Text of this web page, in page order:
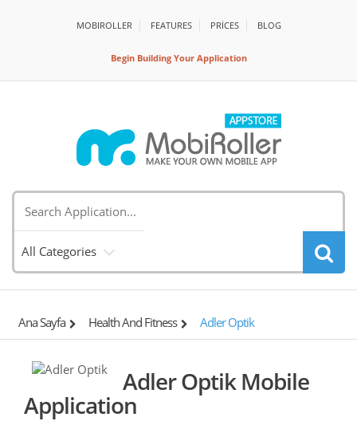
MOBIROLLER FEATURES PRİCES BLOG
Begin Building Your Application
All Categories
Ana Sayfa Health And Fitness Adler Optik
Adler Optik Mobile
Application